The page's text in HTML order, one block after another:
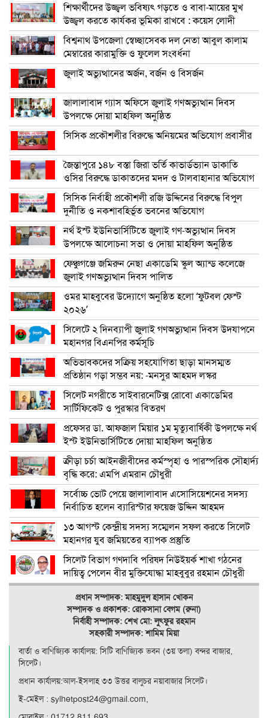
শিক্ষার্থীদের উজ্জ্বল ভবিষ্যৎ গড়তে ও বাবা-মায়ের মুখ
উজ্জ্বল করতে কার্যকর ভূমিকা রাখবে : কয়েস লোদী
বিশ্বনাথ উপজেলা স্বেচ্ছাসেবক দল নেতা আবুল কালাম
মেম্বারের কারামুক্তি ও ফুলেল সংবর্ধনা
জুলাই অভ্যুত্থানের অর্জন, বর্জন ও বিসর্জন
জালালাবাদ গ্যাস অফিসে জুলাই গণঅভ্যুত্থান দিবস
উপলক্ষে দোয়া মাহফিল অনুষ্ঠিত
সিসিক প্রকৌশলীর বিরুদ্ধে অনিয়মের অভিযোগ প্রবাসীর
জৈন্তাপুরে ১৪৮ বস্তা জিরা ভর্তি কাভার্ডভ্যান ডাকাতি
ওসির বিরুদ্ধে ডাকাতদের মদদ ও টালবাহানার অভিযোগ
সিসিক নির্বাহী প্রকৌশলী রজি উদ্দিনের বিরুদ্ধে বিপুল
দুর্নীতি ও নকশাবহির্ভূত ভবনের অভিযোগ
নর্থ ইস্ট ইউনিভার্সিটিতে জুলাই গণ-অভ্যুত্থান দিবস
উপলক্ষে আলোচনা সভা ও দোয়া মাহফিল অনুষ্ঠিত
ফেঞ্চুগঞ্জে জমিরুন নেছা একাডেমি স্কুল অ্যান্ড কলেজে
জুলাই গণঅভ্যুত্থান দিবস পালিত
ওমর মাহবুবের উদ্যোগে অনুষ্ঠিত হলো ‘ফুটবল ফেস্ট
২০২৬’
সিলেটে ২ দিনব্যাপী জুলাই গণঅভ্যুত্থান দিবস উদযাপনে
মহানগর বিএনপির কর্মসূচি
অভিভাবকদের সক্রিয় সহযোগিতা ছাড়া মানসম্মত
প্রতিষ্ঠান গড়া সম্ভব নয়: -মনসুর আহমদ লস্কর
সিলেট নগরীতে সাইবারনেটিক্স রোবো একাডেমির
সার্টিফিকেট ও পুরস্কার বিতরণ
প্রফেসর ডা. আফজাল মিয়ার ১ম মৃত্যুবার্ষিকী উপলক্ষে নর্থ
ইস্ট ইউনিভার্সিটিতে দোয়া মাহফিল অনুষ্ঠিত
ক্রীড়া চর্চা আইনজীবীদের কর্মস্পৃহা ও পারস্পরিক সৌহার্দ্য
বৃদ্ধি করে: এমপি এমরান চৌধুরী
সর্বোচ্চ ভোট পেয়ে জালালাবাদ এসোসিয়েশনের সদস্য
নির্বাচিত হলেন ব্যারিস্টার ফয়েজ উদ্দিন আহমদ
১৩ আগস্ট কেন্দ্রীয় সদস্য সম্মেলন সফল করতে সিলেট
মহানগর যুব জমিয়তের ব্যাপক প্রস্তুতি
সিলেট বিভাগ গণদাবি পরিষদ নিউইয়র্ক শাখা গঠনের
দায়িত্ব পেলেন বীর মুক্তিযোদ্ধা মাহবুবুর রহমান চৌধুরী
প্রধান সম্পাদক: মাহমুদুল হাসান খোকন
সম্পাদক ও প্রকাশক: রোকসানা বেগম (রুনা)
নির্বাহী সম্পাদক: শেখ মো: লুৎফুর রহমান
সহকারী সম্পাদক: শামিম মিয়া
বার্তা ও বাণিজ্যিক কার্যালয়: সিটি বাণিজ‍্যিক ভবন (৩য় তলা) বন্দর বাজার,
সিলেট।
প্রধান কার্যালয়:আল-ইসলাহ ৩৩ উত্তর বালুচর নয়াবাজার সিলেট।
ই-মেইল : sylhetpost24@gmail.com,